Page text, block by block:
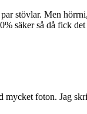
stövlar. Men
säker så då fick
foton. Jag